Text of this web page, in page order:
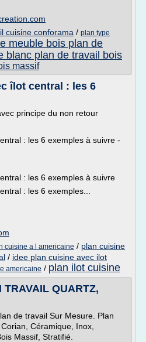
cuisine conforama / plan type
meuble bois plan de
blanc plan de travail bois
massif
îlot central : les 6
principe du non retour
: les 6 exemples à suivre -
: les 6 exemples à suivre
: les 6 exemples...
cuisine a l americaine / plan cuisine
/ idee plan cuisine avec ilot
americaine / plan ilot cuisine
QUARTZ,
de travail Sur Mesure. Plan
Céramique, Inox,
Massif, Stratifié.